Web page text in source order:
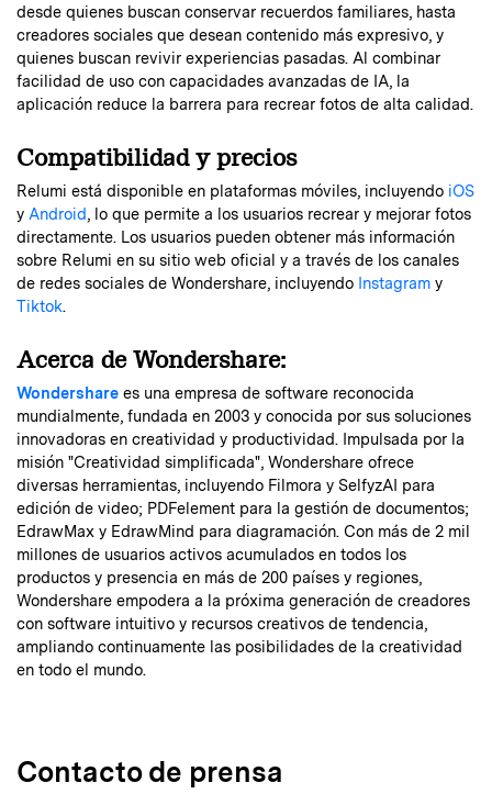
desde quienes buscan conservar recuerdos familiares, hasta
creadores sociales que desean contenido más expresivo, y
quienes buscan revivir experiencias pasadas. Al combinar
facilidad de uso con capacidades avanzadas de IA, la
aplicación reduce la barrera para recrear fotos de alta calidad.
Compatibilidad y precios
Relumi está disponible en plataformas móviles, incluyendo iOS
y Android, lo que permite a los usuarios recrear y mejorar fotos
directamente. Los usuarios pueden obtener más información
sobre Relumi en su sitio web oficial y a través de los canales
de redes sociales de Wondershare, incluyendo Instagram y
Tiktok.
Acerca de Wondershare:
Wondershare es una empresa de software reconocida
mundialmente, fundada en 2003 y conocida por sus soluciones
innovadoras en creatividad y productividad. Impulsada por la
misión "Creatividad simplificada", Wondershare ofrece
diversas herramientas, incluyendo Filmora y SelfyzAI para
edición de video; PDFelement para la gestión de documentos;
EdrawMax y EdrawMind para diagramación. Con más de 2 mil
millones de usuarios activos acumulados en todos los
productos y presencia en más de 200 países y regiones,
Wondershare empodera a la próxima generación de creadores
con software intuitivo y recursos creativos de tendencia,
ampliando continuamente las posibilidades de la creatividad
en todo el mundo.
Contacto de prensa